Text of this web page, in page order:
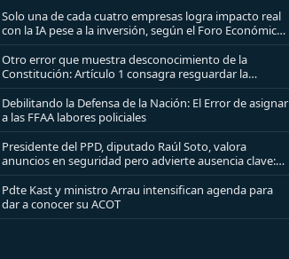
Solo una de cada cuatro empresas logra impacto real
con la IA pese a la inversión, según el Foro Económico
Mundial
Otro error que muestra desconocimiento de la
Constitución: Artículo 1 consagra resguardar la
seguridad nacional y proteger a los ciudadanos
Debilitando la Defensa de la Nación: El Error de asignar
a las FFAA labores policiales
Presidente del PPD, diputado Raúl Soto, valora
anuncios en seguridad pero advierte ausencia clave:
alzamiento del secreto bancario
Pdte Kast y ministro Arrau intensifican agenda para
dar a conocer su ACOT